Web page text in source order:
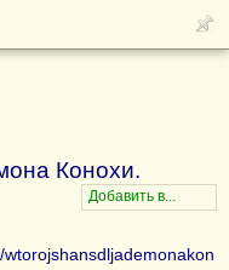
Конохи.